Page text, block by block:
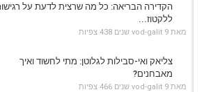
הקדירה הבריאה: כל מה שרצית לדעת על
ללקטוז...
מאת vod-galit 9 שנים 438 צפיות
צליאק ואי-סבילות לגלוטן: מתי לחשוד ואיך
מאבחנים?
מאת vod-galit 9 שנים 466 צפיות